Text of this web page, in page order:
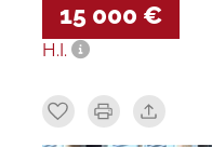
15 000 €
H.I.